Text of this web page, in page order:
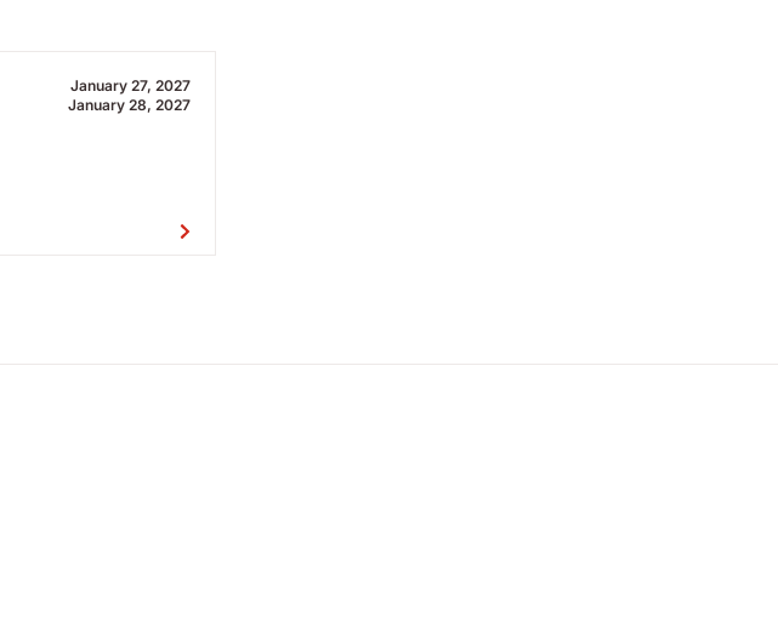
January 27, 2027
January 28, 2027